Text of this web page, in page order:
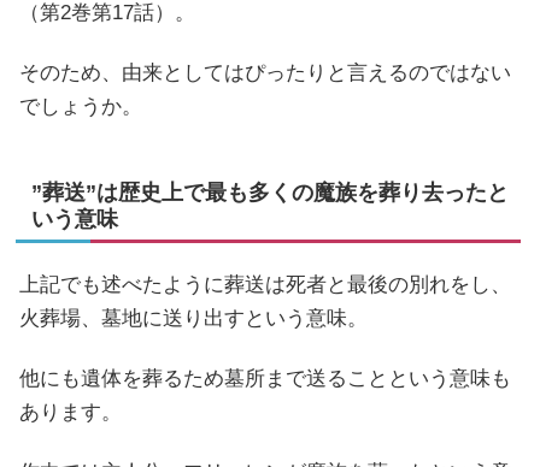
（第2巻第17話）。
そのため、由来としてはぴったりと言えるのではない
でしょうか。
”葬送”は歴史上で最も多くの魔族を葬り去ったと
いう意味
上記でも述べたように葬送は死者と最後の別れをし、
火葬場、墓地に送り出すという意味。
他にも遺体を葬るため墓所まで送ることという意味も
あります。